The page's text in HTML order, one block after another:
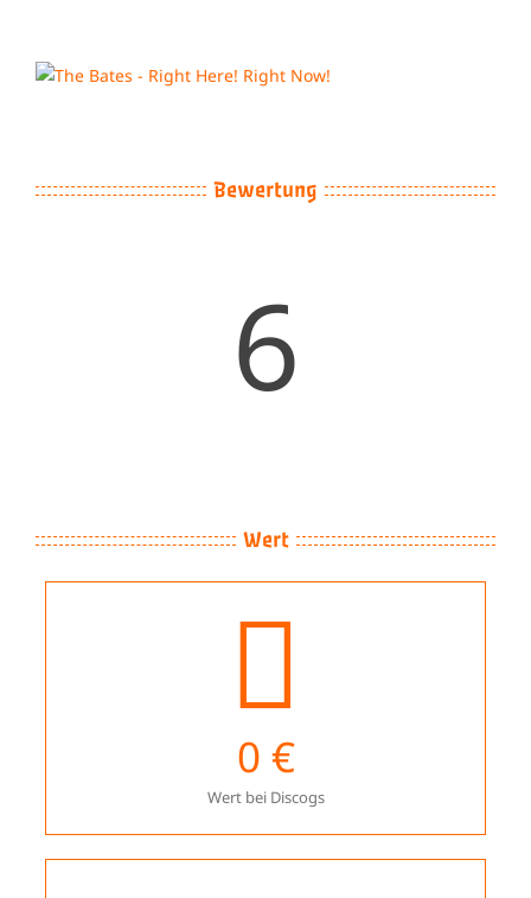
View
Bewertung
6
Wert
0 €
Wert bei Discogs